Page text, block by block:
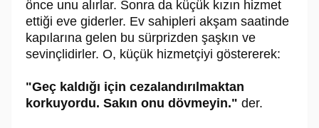
önce unu alırlar. Sonra da küçük kızın hizmet
ettiği eve giderler. Ev sahipleri akşam saatinde
kapılarına gelen bu sürprizden şaşkın ve
sevinçlidirler. O, küçük hizmetçiyi göstererek:
"Geç kaldığı için cezalandırılmaktan
korkuyordu. Sakın onu dövmeyin." der.